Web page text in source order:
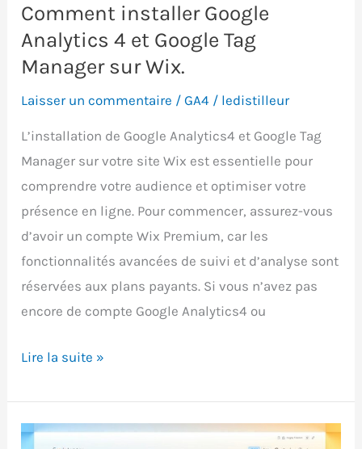
Comment installer Google
Analytics 4 et Google Tag
Manager sur Wix.
Laisser un commentaire /GA4 / ledistilleur
L’installation de Google Analytics4 et Google Tag
Manager sur votre site Wix est essentielle pour
comprendre votre audience et optimiser votre
présence en ligne. Pour commencer, assurez-vous
d’avoir un compte Wix Premium, car les
fonctionnalités avancées de suivi et d’analyse sont
réservées aux plans payants. Si vous n’avez pas
encore de compte Google Analytics4 ou
Comment
Google
Analytics
Lire la suite »